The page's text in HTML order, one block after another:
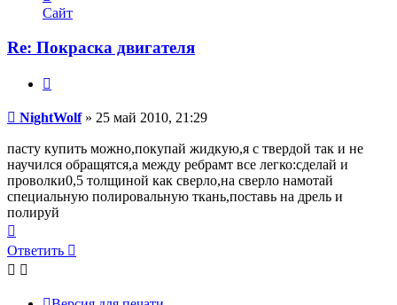
информация
пользователя
Сайт
Re: Покраска двигателя
Сообщение
NightWolf» 25 май 2010, 21:29
пасту купить можно,покупай жидкую,я с твердой так и не
научился обращятся,а между ребрамт все легко:сделай и
проволки0,5 толщиной как сверло,на сверло намотай
специальную полировальную ткань,поставь на дрель и
полируй
к
началу
Ответить